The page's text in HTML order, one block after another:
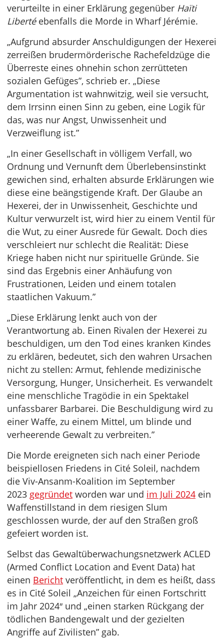
verurteilte in einer Erklärung gegenüber Haïti
Libertéebenfalls die Morde in Wharf Jérémie.
„Aufgrund absurder Anschuldigungen der Hexerei
zerreißen brudermörderische Rachefeldzüge die
Überreste eines ohnehin schon zerrütteten
sozialen Gefüges”, schrieb er. „Diese
Argumentation ist wahnwitzig, weil sie versucht,
dem Irrsinn einen Sinn zu geben, eine Logik für
das, was nur Angst, Unwissenheit und
Verzweiflung ist.”
„In einer Gesellschaft in völligem Verfall, wo
Ordnung und Vernunft dem Überlebensinstinkt
gewichen sind, erhalten absurde Erklärungen wie
diese eine beängstigende Kraft. Der Glaube an
Hexerei, der in Unwissenheit, Geschichte und
Kultur verwurzelt ist, wird hier zu einem Ventil für
die Wut, zu einer Ausrede für Gewalt. Doch dies
verschleiert nur schlecht die Realität: Diese
Kriege haben nicht nur spirituelle Gründe. Sie
sind das Ergebnis einer Anhäufung von
Frustrationen, Leiden und einem totalen
staatlichen Vakuum.”
„Diese Erklärung lenkt auch von der
Verantwortung ab. Einen Rivalen der Hexerei zu
beschuldigen, um den Tod eines kranken Kindes
zu erklären, bedeutet, sich den wahren Ursachen
nicht zu stellen: Armut, fehlende medizinische
Versorgung, Hunger, Unsicherheit. Es verwandelt
eine menschliche Tragödie in ein Spektakel
unfassbarer Barbarei. Die Beschuldigung wird zu
einer Waffe, zu einem Mittel, um blinde und
verheerende Gewalt zu verbreiten.”
Die Morde ereigneten sich nach einer Periode
beispiellosen Friedens in Cité Soleil, nachdem
die Viv-Ansanm-Koalition im September
2023 gegründet worden war und im Juli 2024 ein
Waffenstillstand in dem riesigen Slum
geschlossen wurde, der auf den Straßen groß
gefeiert worden ist.
Selbst das Gewaltüberwachungsnetzwerk ACLED
(Armed Conflict Location and Event Data) hat
einen Bericht veröffentlicht, in dem es heißt, dass
es in Cité Soleil „Anzeichen für einen Fortschritt
im Jahr 2024″ und „einen starken Rückgang der
tödlichen Bandengewalt und der gezielten
Angriffe auf Zivilisten” gab.